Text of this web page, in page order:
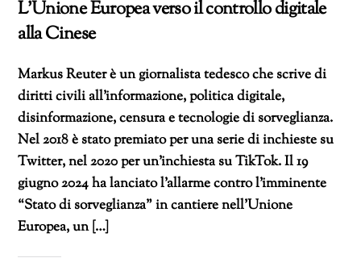
L’Unione Europea verso il controllo digitale
alla Cinese
Markus Reuter è un giornalista tedesco che scrive di
diritti civili all’informazione, politica digitale,
disinformazione, censura e tecnologie di sorveglianza.
Nel 2018 è stato premiato per una serie di inchieste su
Twitter, nel 2020 per un’inchiesta su TikTok. Il 19
giugno 2024 ha lanciato l’allarme contro l’imminente
“Stato di sorveglianza” in cantiere nell’Unione
Europea, un […]